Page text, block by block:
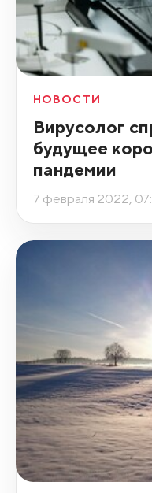
НОВОСТИ
Вирусолог
будущее
пандемии
7 февраля 2022,